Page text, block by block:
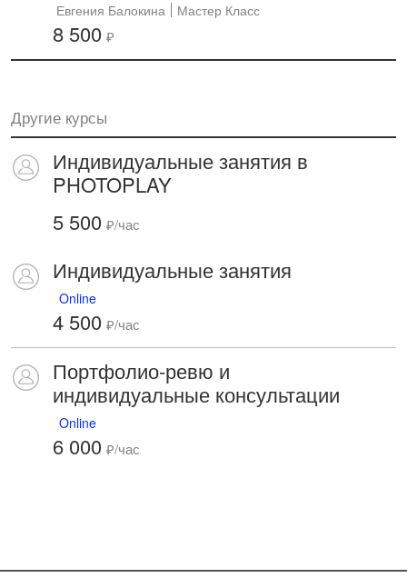
Евгения Балокина Мастер Класс
8 500 ₽
Другие курсы
Индивидуальные занятия в
PHOTOPLAY
5 500 ₽/час
Индивидуальные занятия
Online
4 500 ₽/час
Портфолио-ревю и
индивидуальные консультации
Online
6 000 ₽/час